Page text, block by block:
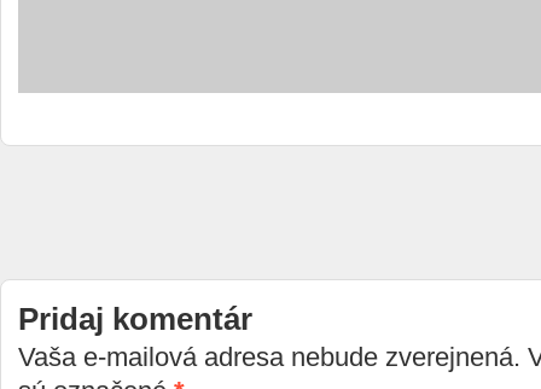
Pridaj komentár
Vaša e-mailová adresa nebude zverejnená.